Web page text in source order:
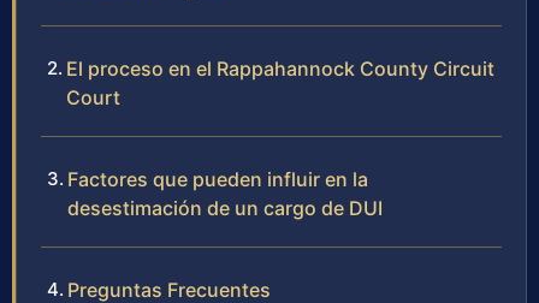
El proceso en el Rappahannock County Circuit
Court
Factores que pueden influir en la
desestimación de un cargo de DUI
Preguntas Frecuentes